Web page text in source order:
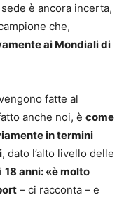
è ancora incerta,
che,
ai Mondiali di
fatte al
anche noi, è come
in termini
, dato l’alto livello delle
18 anni: «è molto
– ci racconta – e